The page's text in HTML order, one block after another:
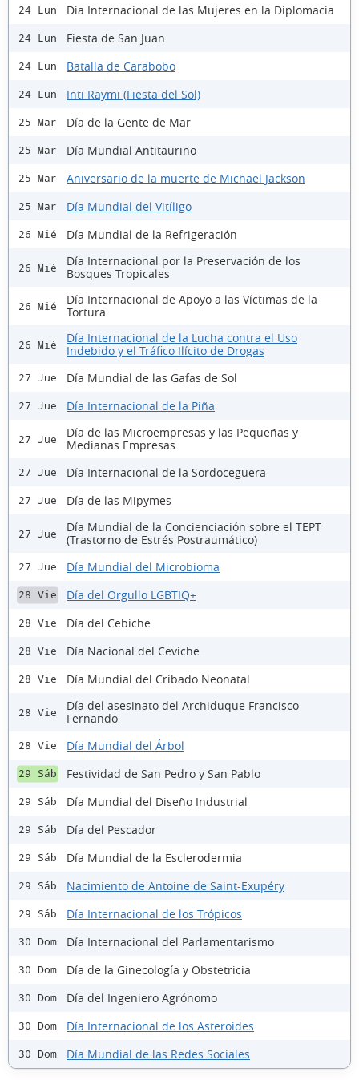
24 Lun Dia Internacional de las Mujeres en la Diplomacia
24 Lun Fiesta de San Juan
24 Lun Batalla de Carabobo
24 Lun Inti Raymi (Fiesta del Sol)
25 Mar Día de la Gente de Mar
25 Mar Día Mundial Antitaurino
25 Mar Aniversario de la muerte de Michael Jackson
25 Mar Día Mundial del Vitíligo
26 Mié Día Mundial de la Refrigeración
26 Mié
Día Internacional por la Preservación de los
Bosques Tropicales
26 Mié
Día Internacional de Apoyo a las Víctimas de la
Tortura
26 Mié
Día Internacional de la Lucha contra el Uso
Indebido y el Tráfico Ilícito de Drogas
27 Jue Día Mundial de las Gafas de Sol
27 Jue Día Internacional de la Piña
27 Jue
Día de las Microempresas y las Pequeñas y
Medianas Empresas
27 Jue Día Internacional de la Sordoceguera
27 Jue Día de las Mipymes
27 Jue
Día Mundial de la Concienciación sobre el TEPT
(Trastorno de Estrés Postraumático)
27 Jue Día Mundial del Microbioma
28 Vie Día del Orgullo LGBTIQ+
28 Vie Día del Cebiche
28 Vie Día Nacional del Ceviche
28 Vie Día Mundial del Cribado Neonatal
28 Vie
Día del asesinato del Archiduque Francisco
Fernando
28 Vie Día Mundial del Árbol
29 Sáb Festividad de San Pedro y San Pablo
29 Sáb Día Mundial del Diseño Industrial
29 Sáb Día del Pescador
29 Sáb Día Mundial de la Esclerodermia
29 Sáb Nacimiento de Antoine de Saint-Exupéry
29 Sáb Día Internacional de los Trópicos
30 Dom Día Internacional del Parlamentarismo
30 Dom Día de la Ginecología y Obstetricia
30 Dom Día del Ingeniero Agrónomo
30 Dom Día Internacional de los Asteroides
30 Dom Día Mundial de las Redes Sociales